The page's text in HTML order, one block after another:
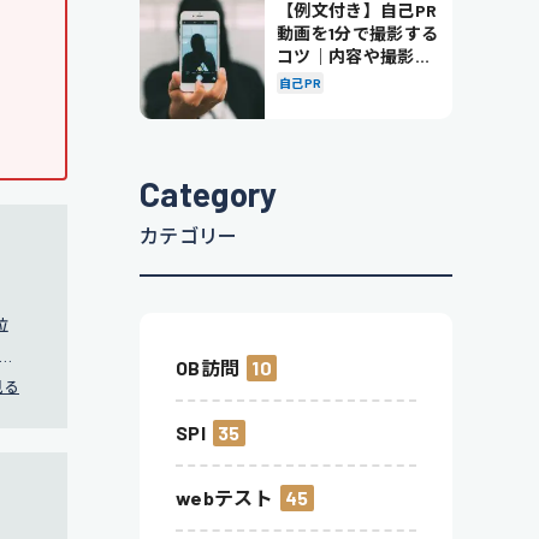
【例文付き】自己PR
動画を1分で撮影する
コツ｜内容や撮影の
ポイントも解説
自己PR
Category
カテゴリー
OB訪問 10
SPI 35
webテスト 45